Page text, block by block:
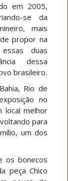
em 2005,
se da
mais
propor na
duas
dessa
brasileiro.
Rio de
no
local melhor
para
um dos
os bonecos
peça Chico